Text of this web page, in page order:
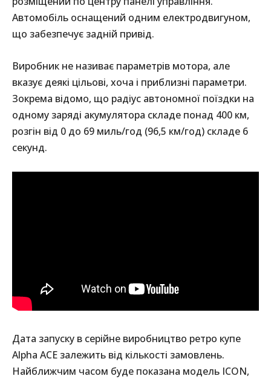
Автомобіль оснащений одним електродвигуном,
що забезпечує задній привід.
Виробник не називає параметрів мотора, але
вказує деякі цільові, хоча і приблизні параметри.
Зокрема відомо, що радіус автономної поїздки на
одному заряді акумулятора складе понад 400 км,
розгін від 0 до 69 миль/год (96,5 км/год) складе 6
секунд.
Дата запуску в серійне виробництво ретро купе
Alpha ACE залежить від кількості замовлень.
Найближчим часом буде показана модель ICON,